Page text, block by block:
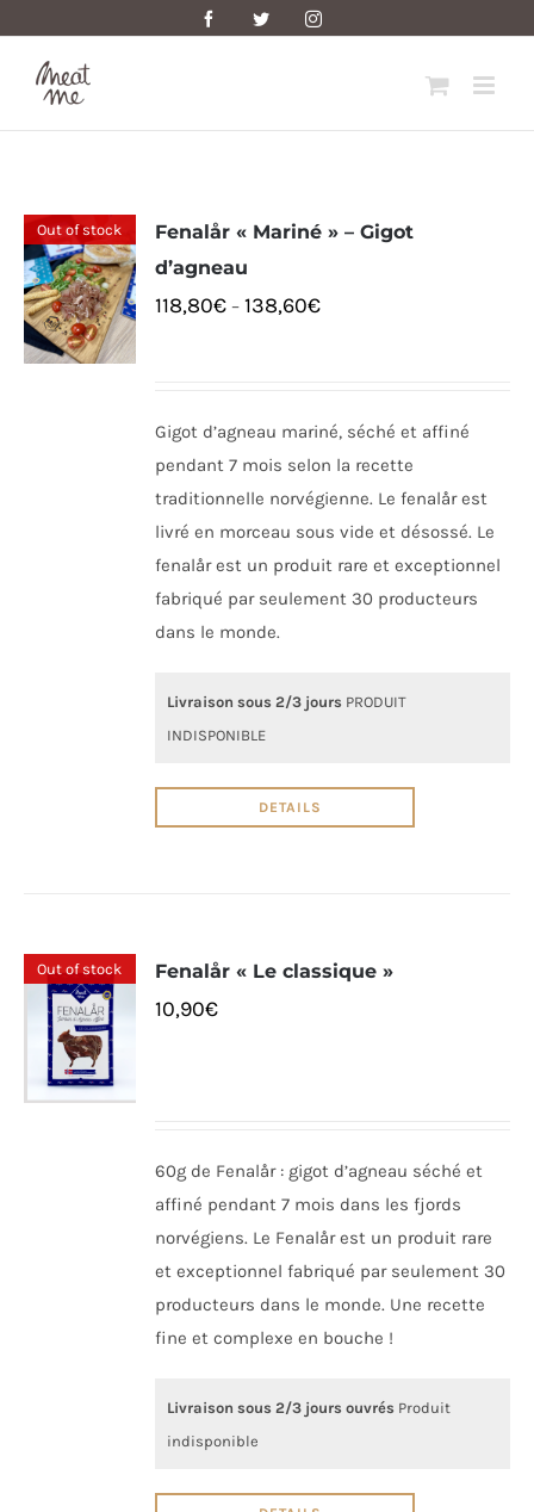
content
FacebookTwitter Instagram
Out of stock
Fenalår « Mariné » – Gigot
d’agneau
118,80€ –138,60€
Gigot d’agneau mariné, séché et affiné
pendant 7 mois selon la recette
traditionnelle norvégienne. Le fenalår est
livré en morceau sous vide et désossé. Le
fenalår est un produit rare et exceptionnel
fabriqué par seulement 30 producteurs
dans le monde.
Livraison sous 2/3 jours PRODUIT
INDISPONIBLE
DETAILS
Out of stock Fenalår « Le classique »
10,90€
60g de Fenalår : gigot d’agneau séché et
affiné pendant 7 mois dans les fjords
norvégiens. Le Fenalår est un produit rare
et exceptionnel fabriqué par seulement 30
producteurs dans le monde. Une recette
fine et complexe en bouche !
Livraison sous 2/3 jours ouvrés Produit
indisponible